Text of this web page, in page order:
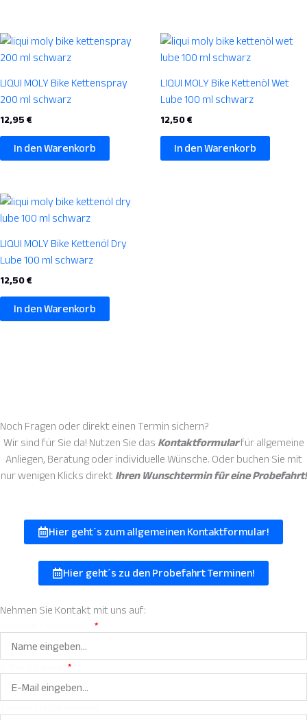
LIQUI MOLY Bike Kettenspray
200 ml schwarz
12,95 €
In den Warenkorb
LIQUI MOLY Bike Kettenöl Wet
Lube 100 ml schwarz
12,50€
In den Warenkorb
LIQUI MOLY Bike Kettenöl Dry
Lube 100 ml schwarz
12,50€
In den Warenkorb
Noch Fragen oder direkt einen Termin sichern?
Wir sind für Sie da! Nutzen Sie das Kontaktformularfür allgemeine
Anliegen, Beratung oder individuelle Wünsche. Oder buchen Sie mit
nur wenigen Klicks direktIhren Wunschtermin für eine Probefahrt!
Hier geht`s zum allgemeinen Kontaktformular!
Hier geht´s zu den Probefahrt Terminen!
Nehmen Sie Kontakt mit uns auf: